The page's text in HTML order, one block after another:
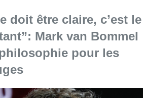
doit être claire, c’est le
Mark van Bommel
pour les